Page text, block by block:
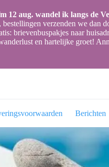
12 aug. wandel ik langs de
verzenden we dan
brievenbuspakjes naar
en hartelijke groet!
Berichten